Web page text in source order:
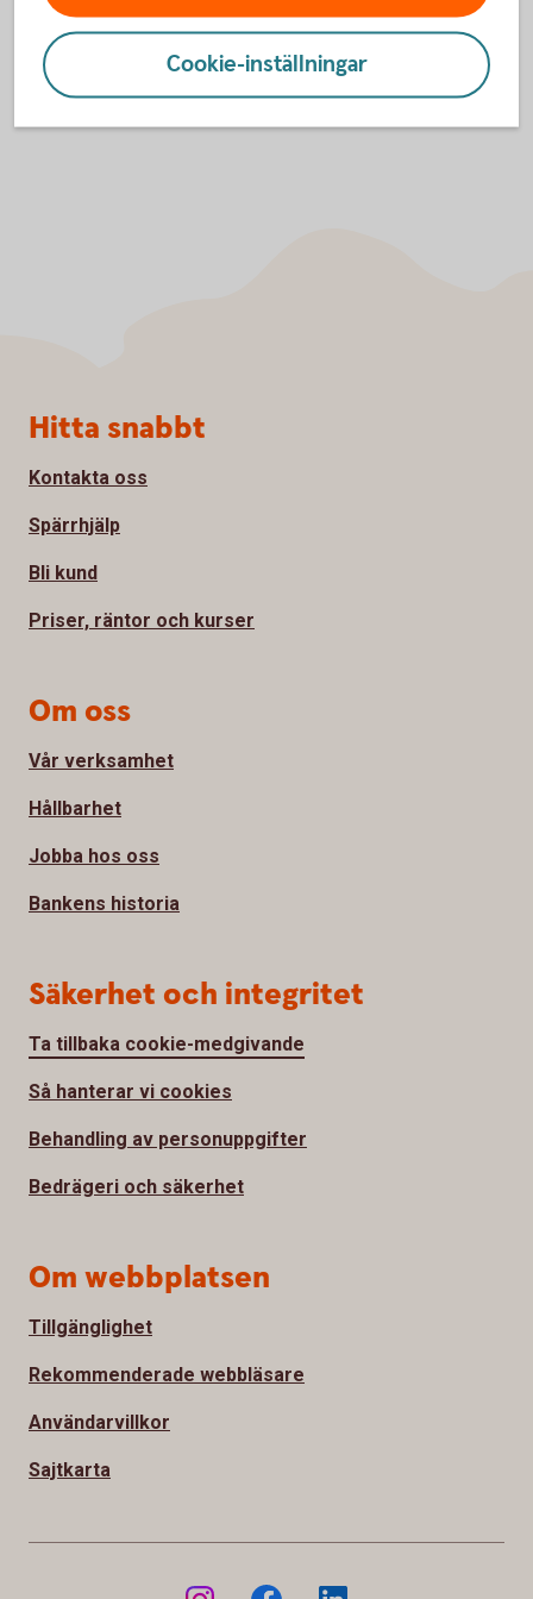
Cookie-inställningar
Sidfot
Hitta snabbt
Kontakta oss
Spärrhjälp
Bli kund
Priser, räntor och kurser
Om oss
Vår verksamhet
Hållbarhet
Jobba hos oss
Bankens historia
Säkerhet och integritet
Ta tillbaka cookie-medgivande
Så hanterar vi cookies
Behandling av personuppgifter
Bedrägeri och säkerhet
Om webbplatsen
Tillgänglighet
Rekommenderade webbläsare
Användarvillkor
Sajtkarta